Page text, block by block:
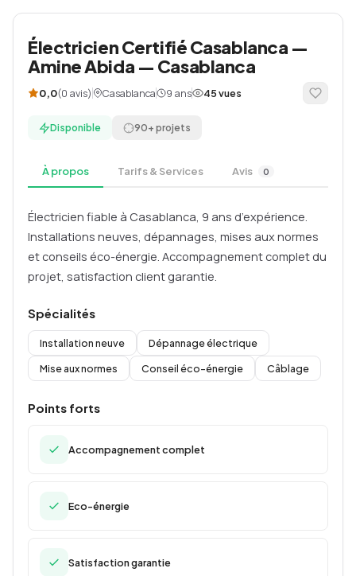
Électricien Certifié Casablanca —
Amine Abida — Casablanca
0,0(0 avis) Casablanca 9 ans 45 vues
Disponible 90+ projets
À propos Tarifs & Services Avis 0
Électricien fiable à Casablanca, 9 ans d’expérience.
Installations neuves, dépannages, mises aux normes
et conseils éco-énergie. Accompagnement complet du
projet, satisfaction client garantie.
Spécialités
Installation neuve
Dépannage électrique
Mise aux normes
Conseil éco-énergie Câblage
Points forts
Accompagnement complet
Eco-énergie
Satisfaction garantie